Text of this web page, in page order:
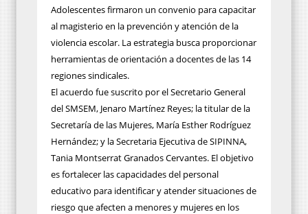
Adolescentes firmaron un convenio para capacitar
al magisterio en la prevención y atención de la
violencia escolar. La estrategia busca proporcionar
herramientas de orientación a docentes de las 14
regiones sindicales.
El acuerdo fue suscrito por el Secretario General
del SMSEM, Jenaro Martínez Reyes; la titular de la
Secretaría de las Mujeres, María Esther Rodríguez
Hernández; y la Secretaria Ejecutiva de SIPINNA,
Tania Montserrat Granados Cervantes. El objetivo
es fortalecer las capacidades del personal
educativo para identificar y atender situaciones de
riesgo que afecten a menores y mujeres en los